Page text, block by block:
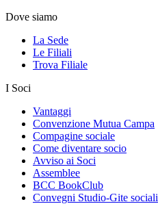
Dove siamo
La Sede
Le Filiali
Trova Filiale
I Soci
Vantaggi
Convenzione Mutua Campa
Compagine sociale
Come diventare socio
Avviso ai Soci
Assemblee
BCC BookClub
Convegni Studio-Gite sociali